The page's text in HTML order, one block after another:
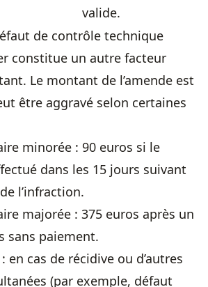
valide.
de contrôle technique
constitue un autre facteur
Le montant de l’amende est
être aggravé selon certaines
minorée : 90 euros si le
dans les 15 jours suivant
l’infraction.
majorée : 375 euros après un
sans paiement.
en cas de récidive ou d’autres
(par exemple, défaut